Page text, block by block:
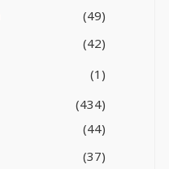
(49)
(42)
(1)
(434)
(44)
(37)